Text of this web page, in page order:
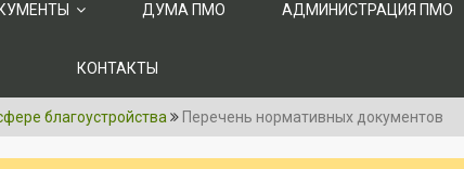
ДУМА ПМО АДМИНИСТРАЦИЯ ПМО
КОНТАКТЫ
благоустройства Перечень нормативных документов